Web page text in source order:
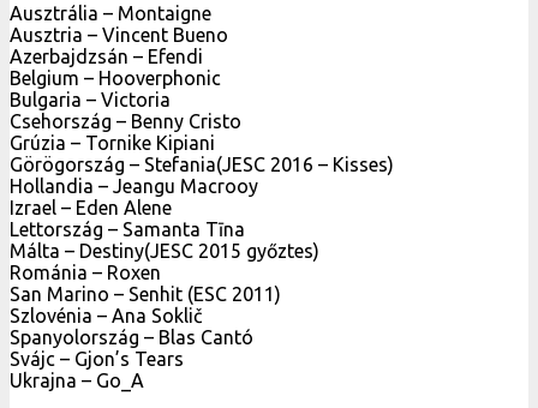
Ausztrália – Montaigne
Ausztria – Vincent Bueno
Azerbajdzsán – Efendi
Belgium – Hooverphonic
Bulgaria – Victoria
Csehország – Benny Cristo
Grúzia – Tornike Kipiani
Görögország – Stefania(JESC 2016 – Kisses)
Hollandia – Jeangu Macrooy
Izrael – Eden Alene
Lettország – Samanta Tīna
Málta – Destiny(JESC 2015 győztes)
Románia – Roxen
San Marino – Senhit (ESC 2011)
Szlovénia – Ana Soklič
Spanyolország – Blas Cantó
Svájc – Gjon’s Tears
Ukrajna – Go_A